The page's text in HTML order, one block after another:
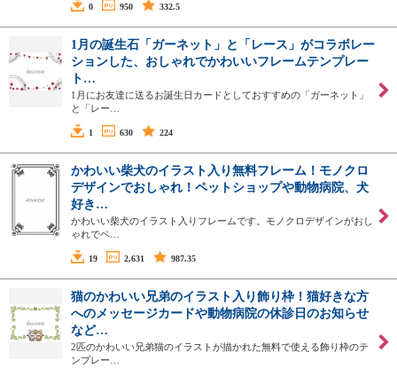
0 950 332.5
1月の誕生石「ガーネット」と「レース」がコラボレー
ションした、おしゃれでかわいいフレームテンプレー
ト…
1月にお友達に送るお誕生日カードとしておすすめの「ガーネット」
と「レー…
1 630 224
かわいい柴犬のイラスト入り無料フレーム！モノクロ
デザインでおしゃれ！ペットショップや動物病院、犬
好き…
かわいい柴犬のイラスト入りフレームです。モノクロデザインがおし
ゃれでペ…
19 2,631 987.35
猫のかわいい兄弟のイラスト入り飾り枠！猫好きな方
へのメッセージカードや動物病院の休診日のお知らせ
など…
2匹のかわいい兄弟猫のイラストが描かれた無料で使える飾り枠のテ
ンプレー…